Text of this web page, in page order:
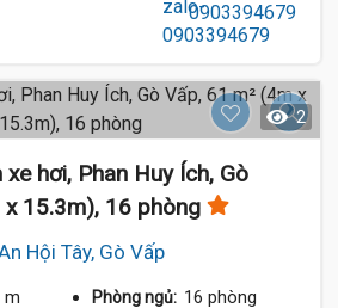
0903394679
2
xe hơi, Phan Huy Ích, Gò
x 15.3m), 16 phòng
Hội Tây, Gò Vấp
m Phòng ngủ: 16 phòng